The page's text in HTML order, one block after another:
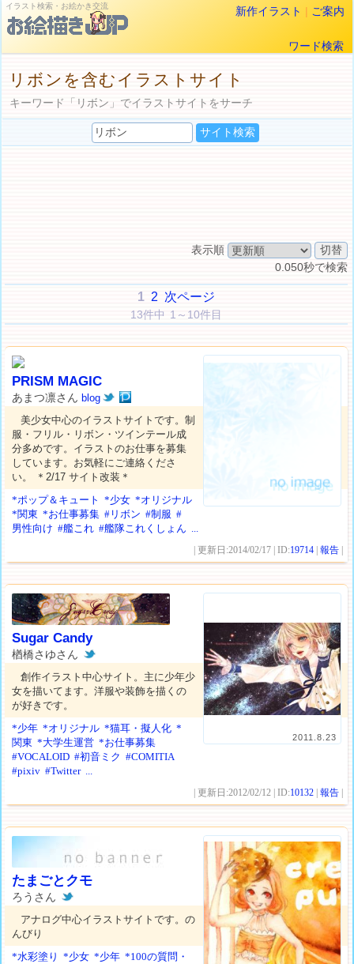
イラスト検索・お絵かき交流 新作イラスト | ご案内
ワード検索
リボンを含むイラストサイト
キーワード「リボン」でイラストサイトをサーチ
表示順
0.050秒で検索
1 2 次ページ
13件中 1～10件目
PRISM MAGIC
あまつ凛さんblog
美少女中心のイラストサイトです。制
服・フリル・リボン・ツインテール成
分多めです。イラストのお仕事を募集
しています。お気軽にご連絡くださ
い。 ＊2/17 サイト改装＊
*ポップ＆キュート
*少女 *オリジナル
*関東 *お仕事募集 #リボン #制服 #
男性向け #艦これ #艦隊これくしょん ...
| 更新日:2014/02/17 | ID:19714 |報告
2011.8.23
Sugar Candy
楢橋さゆさん
創作イラスト中心サイト。主に少年少
女を描いてます。洋服や装飾を描くの
が好きです。
*少年 *オリジナル *猫耳・擬人化 *
関東 *大学生運営 *お仕事募集
#VOCALOID #初音ミク #COMITIA
#pixiv #Twitter ...
| 更新日:2012/02/12 | ID:10132 |報告
たまごとクモ
ろうさん
アナログ中心イラストサイトです。の
んびり
*水彩塗り
*少女 *少年 *100の質問・